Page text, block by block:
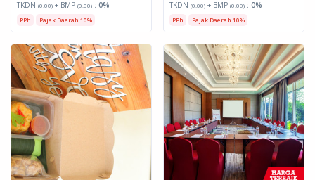
TKDN (0.00) + BMP (0.00) : 0%
PPh Pajak Daerah 10%
TKDN (0.00) + BMP (0.00) : 0%
PPh Pajak Daerah 10%